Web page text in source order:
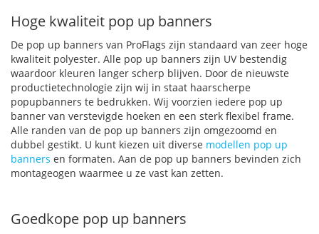
Hoge kwaliteit pop up banners
De pop up banners van ProFlags zijn standaard van zeer hoge
kwaliteit polyester. Alle pop up banners zijn UV bestendig
waardoor kleuren langer scherp blijven. Door de nieuwste
productietechnologie zijn wij in staat haarscherpe
popupbanners te bedrukken. Wij voorzien iedere pop up
banner van verstevigde hoeken en een sterk flexibel frame.
Alle randen van de pop up banners zijn omgezoomd en
dubbel gestikt. U kunt kiezen uit diverse modellen pop up
banners en formaten. Aan de pop up banners bevinden zich
montageogen waarmee u ze vast kan zetten.
Goedkope pop up banners